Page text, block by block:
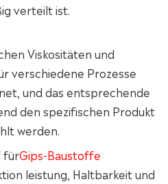
verteilt ist.
Viskositäten und
verschiedene Prozesse
und das entsprechende
den spezifischen Produkt
werden.
fürGips-Baustoffe
leistung, Haltbarkeit und